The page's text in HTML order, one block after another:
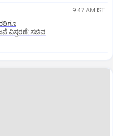
9:47 AM IST
ವಿಸ್ತರಣೆ: ಸಚಿವ